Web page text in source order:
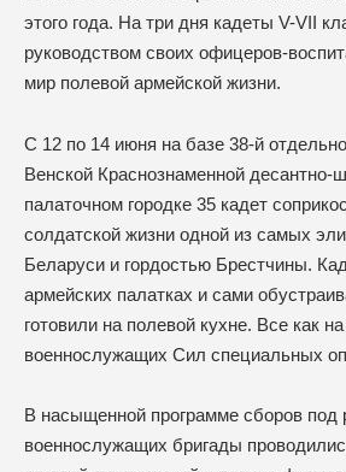
этого года. На три дня кадеты V-VII
руководством своих офицеров-
мир полевой армейской жизни.
С 12 по 14 июня на базе 38-й
Венской Краснознаменной десантно-
палаточном городке 35 кадет
солдатской жизни одной из самых
Беларуси и гордостью Брестчины.
армейских палатках и сами
готовили на полевой кухне. Все как
военнослужащих Сил специальных
В насыщенной программе сборов под
военнослужащих бригады